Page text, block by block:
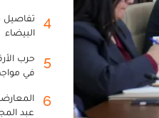
4
تفاصيل
البيضاء
5
حرب
في
6
عبد